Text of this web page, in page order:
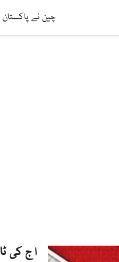
چین نے
آج کی